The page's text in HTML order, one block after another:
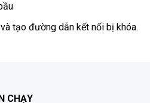
tạo đường dẫn kết nối bị khóa.
CHẠY